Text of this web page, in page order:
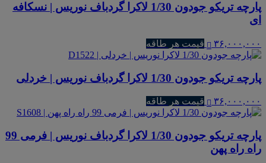
پارچه تریکو جودون 1/30 لاکرا گردباف نوریس | نسکافه
ای
۳۶,۰۰۰,۰۰۰ قیمت هر طاقه
پارچه تریکو جودون 1/30 لاکرا گردباف نوریس | خردلی
۳۶,۰۰۰,۰۰۰ قیمت هر طاقه
پارچه تریکو جودون 1/30 لاکرا گردباف نوریس | فرمی 99
راه راه پهن